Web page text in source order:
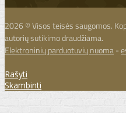
2026 © Visos teisės saugomos.
autorių sutikimo draudžiama.
Elektroninių parduotuvių nuoma-
Rašyti
Skambinti